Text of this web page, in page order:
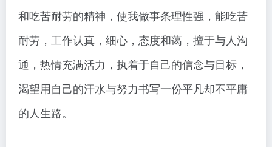
和吃苦耐劳的精神，使我做事条理性强，能吃苦
耐劳，工作认真，细心，态度和蔼，擅于与人沟
通，热情充满活力，执着于自己的信念与目标，
渴望用自己的汗水与努力书写一份平凡却不平庸
的人生路。